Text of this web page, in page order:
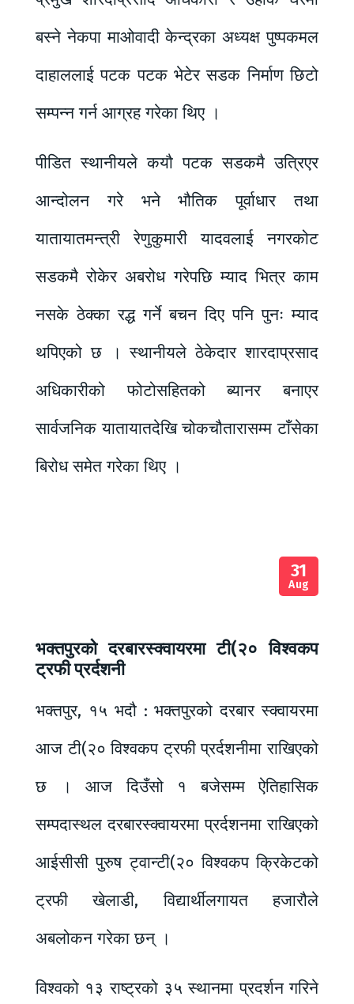
बस्ने नेकपा माओवादी केन्द्रका अध्यक्ष पुष्पकमल
दाहाललाई पटक पटक भेटेर सडक निर्माण छिटो
सम्पन्न गर्न आग्रह गरेका थिए ।
पीडित स्थानीयले कयौ पटक सडकमै उत्रिएर
आन्दोलन गरे भने भौतिक पूर्वाधार तथा
यातायातमन्त्री रेणुकुमारी यादवलाई नगरकोट
सडकमै रोकेर अबरोध गरेपछि म्याद भित्र काम
नसके ठेक्का रद्ध गर्ने बचन दिए पनि पुनः म्याद
थपिएको छ । स्थानीयले ठेकेदार शारदाप्रसाद
अधिकारीको फोटोसहितको ब्यानर बनाएर
सार्वजनिक यातायातदेखि चोकचौतारासम्म टाँसेका
बिरोध समेत गरेका थिए ।
31
Aug
भक्तपुरको दरबारस्क्वायरमा टी(२० विश्वकप
ट्रफी प्रर्दशनी
भक्तपुर, १५ भदौ : भक्तपुरको दरबार स्क्वायरमा
आज टी(२० विश्वकप ट्रफी प्रर्दशनीमा राखिएको
छ । आज दिउँसो १ बजेसम्म ऐतिहासिक
सम्पदास्थल दरबारस्क्वायरमा प्रर्दशनमा राखिएको
आईसीसी पुरुष ट्वान्टी(२० विश्वकप क्रिकेटको
ट्रफी खेलाडी, विद्यार्थीलगायत हजारौले
अबलोकन गरेका छन् ।
विश्वको १३ राष्ट्रको ३५ स्थानमा प्रदर्शन गरिने